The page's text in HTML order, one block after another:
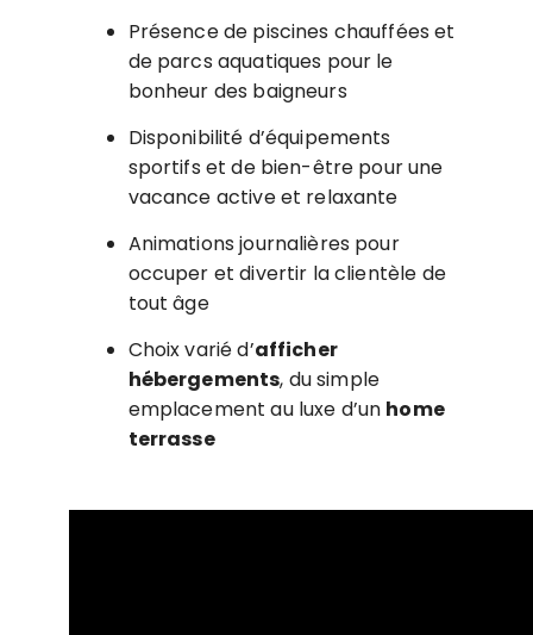
Présence de piscines chauffées et
de parcs aquatiques pour le
bonheur des baigneurs
Disponibilité d’équipements
sportifs et de bien-être pour une
vacance active et relaxante
Animations journalières pour
occuper et divertir la clientèle de
tout âge
Choix varié d’afficher
hébergements, du simple
emplacement au luxe d’un home
terrasse